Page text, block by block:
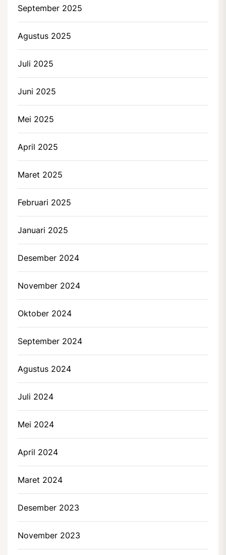
September 2025
Agustus 2025
Juli 2025
Juni 2025
Mei 2025
April 2025
Maret 2025
Februari 2025
Januari 2025
Desember 2024
November 2024
Oktober 2024
September 2024
Agustus 2024
Juli 2024
Mei 2024
April 2024
Maret 2024
Desember 2023
November 2023